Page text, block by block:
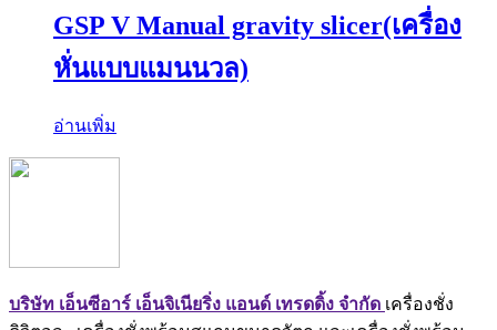
GSP V Manual gravity slicer(เครื่อง
หั่นแบบแมนนวล)
อ่านเพิ่ม
บริษัท เอ็นซีอาร์ เอ็นจิเนียริ่ง แอนด์ เทรดดิ้ง จำกัด เครื่องชั่ง